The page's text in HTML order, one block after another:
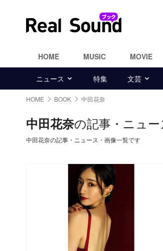
HOME MUSIC MOVIE
ニュース 特集 文芸
HOME BOOK 中田花奈
中田花奈の記事・ニュ
中田花奈の記事・ニュース・画像一覧です